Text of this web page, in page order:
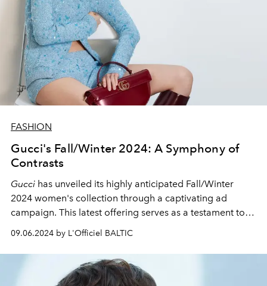
FASHION
Gucci's Fall/Winter 2024: A Symphony of
Contrasts
Gucci has unveiled its highly anticipated Fall/Winter
2024 women's collection through a captivating ad
campaign. This latest offering serves as a testament to
Sabato de Sarno's
visionary direction for the storied
09.06.2024 by L'Officiel BALTIC